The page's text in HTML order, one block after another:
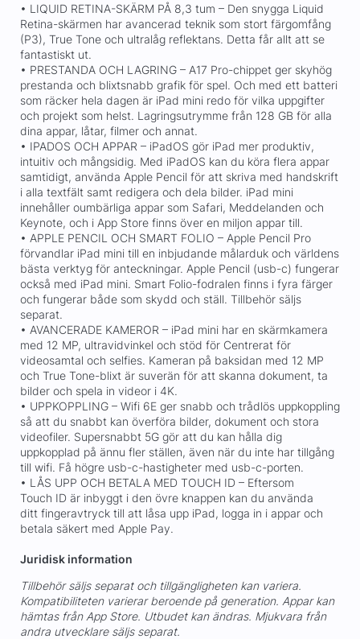
• LIQUID RETINA-SKÄRM PÅ 8,3 tum – Den snygga Liquid
Retina-skärmen har avancerad teknik som stort färgomfång
(P3), True Tone och ultralåg reflektans. Detta får allt att se
fantastiskt ut.
• PRESTANDA OCH LAGRING – A17 Pro-chippet ger skyhög
prestanda och blixtsnabb grafik för spel. Och med ett batteri
som räcker hela dagen är iPad mini redo för vilka uppgifter
och projekt som helst. Lagringsutrymme från 128 GB för alla
dina appar, låtar, filmer och annat.
• IPADOS OCH APPAR – iPadOS gör iPad mer produktiv,
intuitiv och mångsidig. Med iPadOS kan du köra flera appar
samtidigt, använda Apple Pencil för att skriva med handskrift
i alla textfält samt redigera och dela bilder. iPad mini
innehåller oumbärliga appar som Safari, Meddelanden och
Keynote, och i App Store finns över en miljon appar till.
• APPLE PENCIL OCH SMART FOLIO – Apple Pencil Pro
förvandlar iPad mini till en inbjudande målarduk och världens
bästa verktyg för anteckningar. Apple Pencil (usb-c) fungerar
också med iPad mini. Smart Folio-fodralen finns i fyra färger
och fungerar både som skydd och ställ. Tillbehör säljs
separat.
• AVANCERADE KAMEROR – iPad mini har en skärmkamera
med 12 MP, ultravidvinkel och stöd för Centrerat för
videosamtal och selfies. Kameran på baksidan med 12 MP
och True Tone-blixt är suverän för att skanna dokument, ta
bilder och spela in videor i 4K.
• UPPKOPPLING – Wifi 6E ger snabb och trådlös uppkoppling
så att du snabbt kan överföra bilder, dokument och stora
videofiler. Supersnabbt 5G gör att du kan hålla dig
uppkopplad på ännu fler ställen, även när du inte har tillgång
till wifi. Få högre usb-c-hastigheter med usb-c-porten.
• LÅS UPP OCH BETALA MED TOUCH ID – Eftersom
Touch ID är inbyggt i den övre knappen kan du använda
ditt fingeravtryck till att låsa upp iPad, logga in i appar och
betala säkert med Apple Pay.
Juridisk information
Tillbehör säljs separat och tillgängligheten kan variera.
Kompatibiliteten varierar beroende på generation. Appar kan
hämtas från App Store. Utbudet kan ändras. Mjukvara från
andra utvecklare säljs separat.